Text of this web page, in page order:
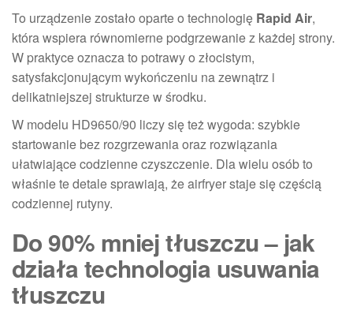
To urządzenie zostało oparte o technologię Rapid Air,
która wspiera równomierne podgrzewanie z każdej strony.
W praktyce oznacza to potrawy o złocistym,
satysfakcjonującym wykończeniu na zewnątrz i
delikatniejszej strukturze w środku.
W modelu HD9650/90 liczy się też wygoda: szybkie
startowanie bez rozgrzewania oraz rozwiązania
ułatwiające codzienne czyszczenie. Dla wielu osób to
właśnie te detale sprawiają, że airfryer staje się częścią
codziennej rutyny.
Do 90% mniej tłuszczu – jak
działa technologia usuwania
tłuszczu